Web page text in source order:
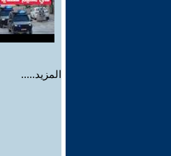
المزيد.....